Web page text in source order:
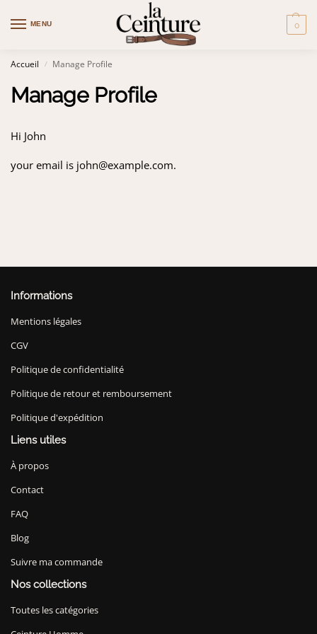
MENU 0
Accueil / Manage Profile
Manage Profile
Hi John
your email is john@example.com.
Informations
Mentions légales
CGV
Politique de confidentialité
Politique de retour et remboursement
Politique d'expédition
Liens utiles
À propos
Contact
FAQ
Blog
Suivre ma commande
Nos collections
Toutes les catégories